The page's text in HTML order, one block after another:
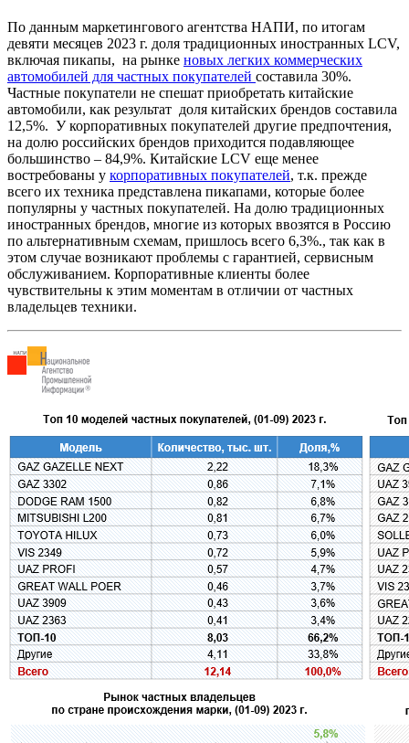
По данным маркетингового агентства НАПИ, по итогам
девяти месяцев 2023 г. доля традиционных иностранных LCV,
включая пикапы, на рынке новых легких коммерческих
автомобилей для частных покупателей составила 30%.
Частные покупатели не спешат приобретать китайские
автомобили, как результат доля китайских брендов составила
12,5%. У корпоративных покупателей другие предпочтения,
на долю российских брендов приходится подавляющее
большинство – 84,9%. Китайские LCV еще менее
востребованы у корпоративных покупателей, т.к. прежде
всего их техника представлена пикапами, которые более
популярны у частных покупателей. На долю традиционных
иностранных брендов, многие из которых ввозятся в Россию
по альтернативным схемам, пришлось всего 6,3%., так как в
этом случае возникают проблемы с гарантией, сервисным
обслуживанием. Корпоративные клиенты более
чувствительны к этим моментам в отличии от частных
владельцев техники.